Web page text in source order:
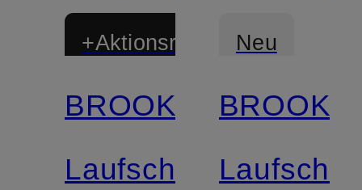
+Aktionsrabatt
BROOKS
Laufschuhe
Neu
BROOKS